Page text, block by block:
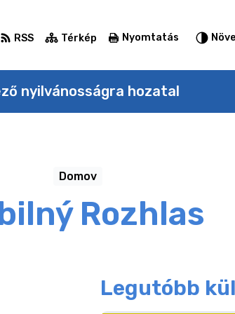
nyilvánosságra hozatal
RSS Térkép Nyomtatás
Rozhlas
Domov
Legutóbb